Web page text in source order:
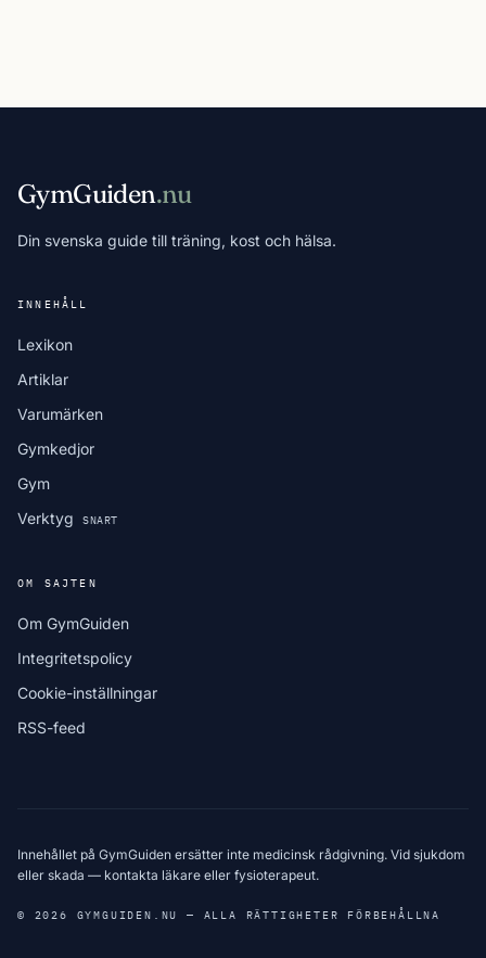
GymGuiden.nu
Din svenska guide till träning, kost och hälsa.
INNEHÅLL
Lexikon
Artiklar
Varumärken
Gymkedjor
Gym
Verktyg
SNART
OM SAJTEN
Om GymGuiden
Integritetspolicy
Cookie-inställningar
RSS-feed
Innehållet på GymGuiden ersätter inte medicinsk rådgivning. Vid sjukdom
eller skada — kontakta läkare eller fysioterapeut.
© 2026 GYMGUIDEN.NU — ALLA RÄTTIGHETER FÖRBEHÅLLNA